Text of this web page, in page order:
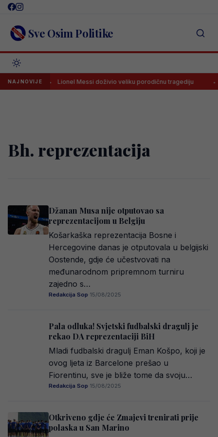
Skip
content Sve Osim Politike
NAJNOVIJE Lionel Messi doživio veliku porodičnu tragediju
Bh. reprezentacija
Džanan Musa nije otputovao sa
reprezentacijom u Belgiju
Košarkaška reprezentacija Bosne i
Hercegovine danas je otputovala u belgijski
Oostende, gdje će učestvovati na
međunarodnom pripremnom turniru
zajedno s…
Redakcija Sop·15/08/2025
Pala odluka! Svjetski fudbalski dragulj je
rekao DA reprezentaciji BiH
Mladi fudbalski dragulj Eman Košpo, koji je
ovog ljeta iz Barcelone prešao u
Fiorentinu, sve je bliže tome da svoju…
Redakcija Sop·15/08/2025
Otkriveno gdje će Zmajevi trenirati prije
polaska u San Marino